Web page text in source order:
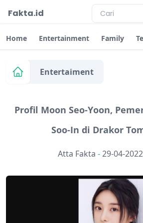
Fakta.id
Home Entertainment Family
Entertaiment
Profil Moon Seo-Yoon,
Soo-In di Drakor
Atta Fakta -29-04-